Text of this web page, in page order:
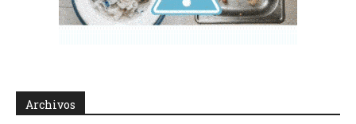
Archivos